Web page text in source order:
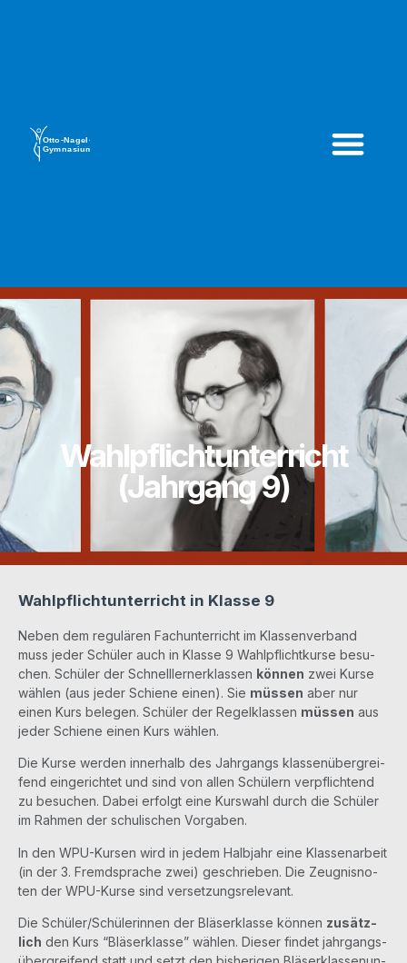
Wahlpflichtunterricht
(Jahrgang 9)
Wahlpflichtunterricht in Klasse 9
Neben dem regu­lä­ren Fach­un­ter­richt im Klas­sen­ver­band
muss jeder Schü­ler auch in Klas­se 9 Wahl­pflicht­kur­se besu­
chen. Schü­ler der Schnell­ler­nerklas­sen kön­nen zwei Kur­se
wäh­len (aus jeder Schie­ne einen). Sie müs­sen aber nur
einen Kurs bele­gen. Schü­ler der Regel­klas­sen müs­sen aus
jeder Schie­ne einen Kurs wählen.
Die Kur­se wer­den inner­halb des Jahr­gangs klas­sen­über­grei­
fend ein­ge­rich­tet und sind von allen Schü­lern ver­pflich­tend
zu besu­chen. Dabei erfolgt eine Kurs­wahl durch die Schü­ler
im Rah­men der schu­li­schen Vorgaben.
In den WPU-Kur­sen wird in jedem Halb­jahr eine Klas­sen­ar­beit
(in der 3. Fremd­spra­che zwei) geschrie­ben. Die Zeug­nis­no­
ten der WPU-Kur­se sind versetzungsrelevant.
Die Schüler/​Schülerinnen der Blä­ser­klas­se kön­nen zusätz­
lich den Kurs “Blä­ser­klas­se” wäh­len. Die­ser fin­det jahr­gangs­